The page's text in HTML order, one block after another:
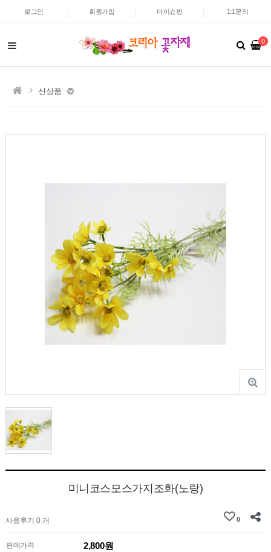
로그인 회원가입 마이쇼핑 1:1문의
0
신상품
미니코스모스가지조화(노랑)
사용후기 0 개 0
판매가격 2,800원